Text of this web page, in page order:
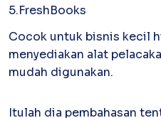
5.FreshBooks
Cocok untuk bisnis kecil
menyediakan alat
mudah digunakan.
Itulah dia pembahasan